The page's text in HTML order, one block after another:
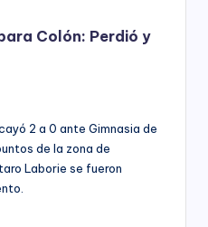
Colón: Perdió y
2 a 0 ante Gimnasia de
de la zona de
Laborie se fueron